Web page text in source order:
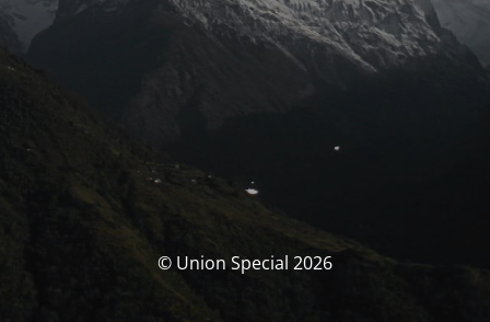
© Union Special 2026